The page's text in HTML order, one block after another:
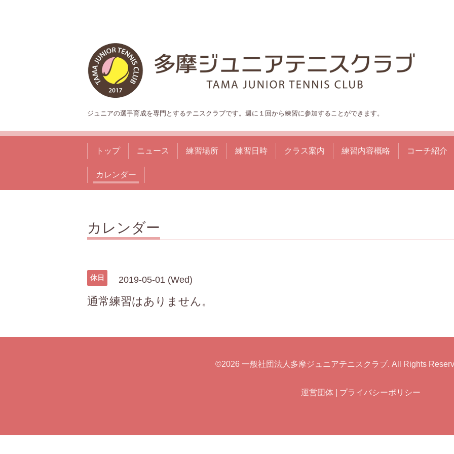
ジュニアの選手育成を専門とするテニスクラブです。週に１回から練習に参加することができます。
トップ ニュース 練習場所 練習日時 クラス案内 練習内容概略 コーチ紹介
カレンダー
カレンダー
休日 2019-05-01 (Wed)
通常練習はありません。
©2026 一般社団法人多摩ジュニアテニスクラブ. All Rights
運営団体 プライバシーポリシー